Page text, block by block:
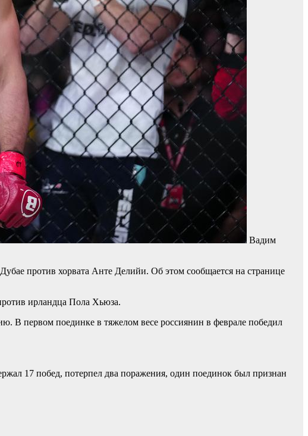
Вадим
против хорвата Анте Делийи. Об этом сообщается на странице
ирландца Пола Хьюза.
В первом поединке в тяжелом весе россиянин в феврале победил
17 побед, потерпел два поражения, один поединок был признан